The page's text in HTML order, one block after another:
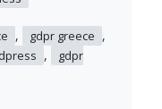
, gdpr greece ,
,
gdpr